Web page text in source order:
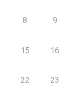
8 9
15 16
22 23